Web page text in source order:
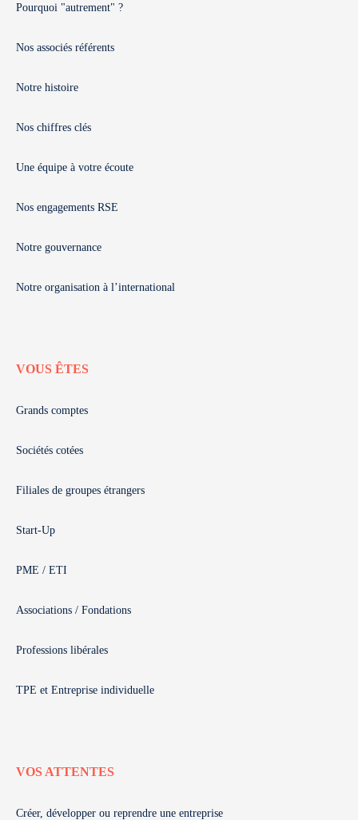
Pourquoi "autrement" ?
Nos associés référents
Notre histoire
Nos chiffres clés
Une équipe à votre écoute
Nos engagements RSE
Notre gouvernance
Notre organisation à l’international
VOUS ÊTES
Grands comptes
Sociétés cotées
Filiales de groupes étrangers
Start-Up
PME / ETI
Associations / Fondations
Professions libérales
TPE et Entreprise individuelle
VOS ATTENTES
Créer, développer ou reprendre une entreprise